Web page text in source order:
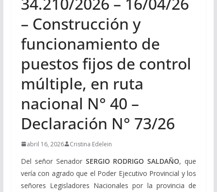
– Construcción y
funcionamiento de
puestos fijos de control
múltiple, en ruta
nacional N° 40 –
Declaración N° 73/26
abril 16, 2026 Cristina Edelein
Del señor Senador SERGIO RODRIGO SALDAÑO, que
vería con agrado que el Poder Ejecutivo Provincial y los
señores Legisladores Nacionales por la provincia de